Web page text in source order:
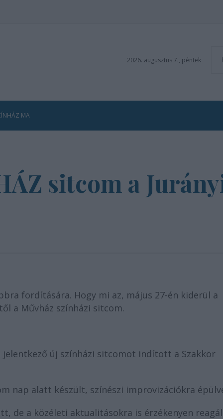
2026. augusztus 7., péntek
MA
sitcom a
fordítására. Hogy mi az, május 27-én kiderül a
a Művház színházi sitcom.
új színházi sitcomot indított a Szakkör
nap alatt készült, színészi improvizációkra
de a közéleti aktualitásokra is érzékenyen